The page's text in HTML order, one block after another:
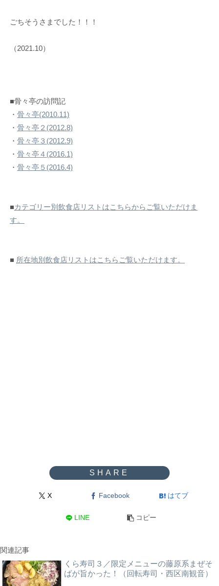
ごちそうさまでした！！！
（2021.10）
■骨々亭の訪問記
・ 骨々亭(2010.11)
・ 骨々亭２(2012.8)
・ 骨々亭３(2012.9)
・ 骨々亭４(2016.1)
・ 骨々亭５(2016.4)
■カテゴリー別飲食店リストはこちらからご覧いただけま
す。
■ 所在地別飲食店リストはこちらご覧いただけます。
X Facebook はてブ
LINE コピー
関連記事
くら寿司３／限定メニューの藤原系まぜそ
ばが旨かった！（回転寿司・西区南観音）